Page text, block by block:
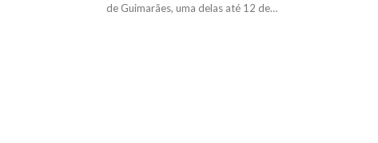
de Guimarães, uma delas até 12 de…